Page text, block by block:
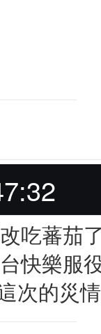
吃蕃茄
快樂服
次的災